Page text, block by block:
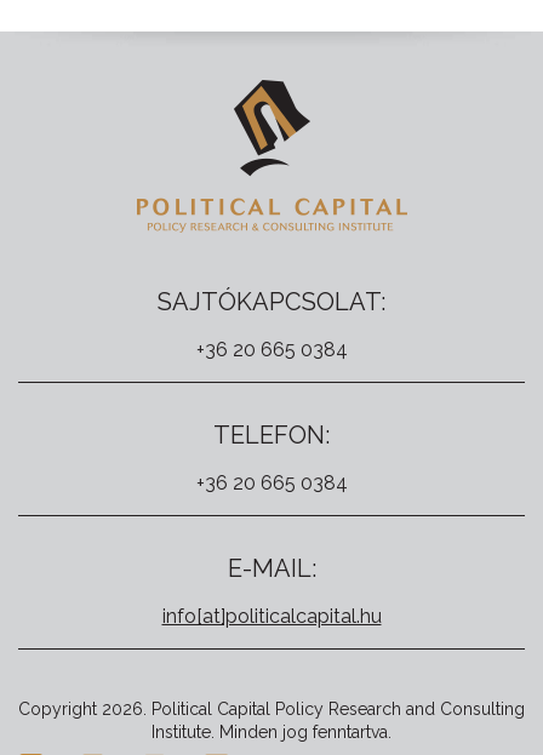
SAJTÓKAPCSOLAT:
+36 20 665 0384
TELEFON:
+36 20 665 0384
E-MAIL:
info[at]politicalcapital.hu
Copyright 2026. Political Capital Policy Research and Consulting
Institute. Minden jog fenntartva.